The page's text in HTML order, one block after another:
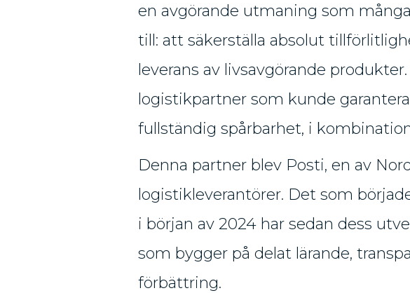
en avgörande utmaning som
till: att säkerställa absolut
leverans av livsavgörande
logistikpartner som kunde
fullständig spårbarhet, i
Denna partner blev Posti, en av
logistikleverantörer. Det som
i början av 2024 har sedan dess
som bygger på delat lärande,
förbättring.